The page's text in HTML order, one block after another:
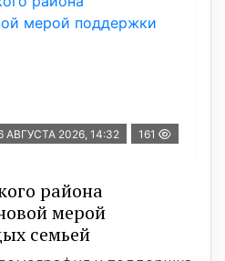
АВГУСТА 2026, 14:32 161
района
мерой
семьей